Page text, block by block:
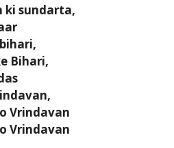
ki sundarta,
Bihari,
Vrindavan
Vrindavan